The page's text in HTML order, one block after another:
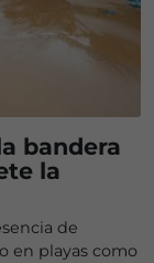
bandera
la
de
en playas como